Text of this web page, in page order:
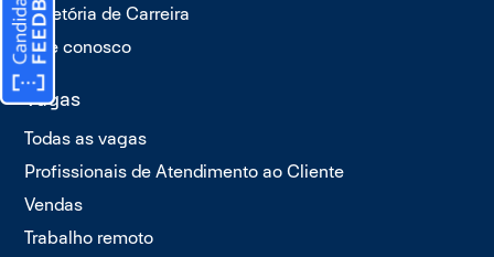
Trajetória de Carreira
Fale conosco
Vagas
Todas as vagas
Profissionais de Atendimento ao Cliente
Vendas
Trabalho remoto